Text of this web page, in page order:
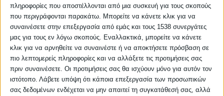
πληροφορίες που αποστέλλονται από μια συσκευή για τους σκοπούς
που περιγράφονται παρακάτω. Μπορείτε να κάνετε κλικ για να
συναινέσετε στην επεξεργασία από εμάς και τους 1538 συνεργάτες
μας για τους εν λόγω σκοπούς. Εναλλακτικά, μπορείτε να κάνετε
κλικ για να αρνηθείτε να συναινέστε ή να αποκτήσετε πρόσβαση σε
πιο λεπτομερείς πληροφορίες και να αλλάξετε τις προτιμήσεις σας
πριν συναινέσετε. Οι προτιμήσεις σας θα ισχύουν μόνο για αυτόν τον
ιστότοπο. Λάβετε υπόψη ότι κάποια επεξεργασία των προσωπικών
σας δεδομένων ενδέχεται να μην απαιτεί τη συγκατάθεσή σας, αλλά